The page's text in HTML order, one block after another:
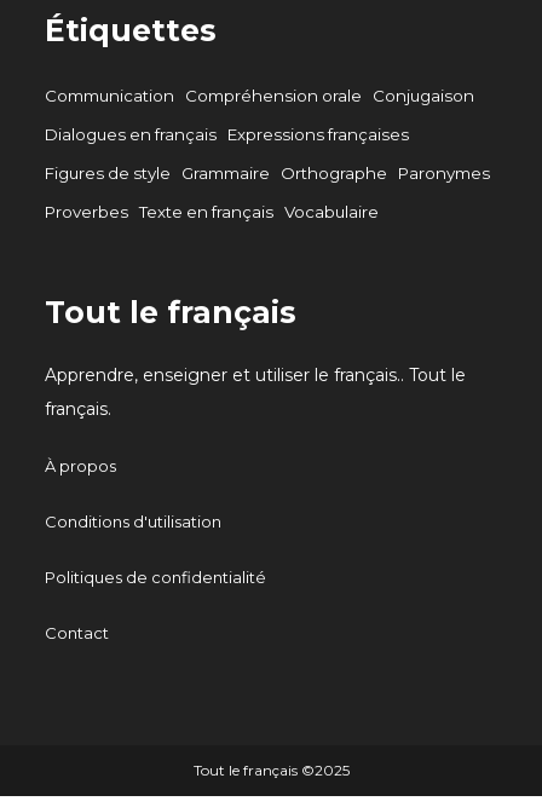
Étiquettes
Communication Compréhension orale
Conjugaison
Dialogues en français
Expressions françaises
Figures de style
Grammaire Orthographe
Paronymes
Proverbes Texte en français Vocabulaire
Tout le français
Apprendre, enseigner et utiliser le français.. Tout le
français.
À propos
Conditions d'utilisation
Politiques de confidentialité
Contact
Tout le français ©️2025